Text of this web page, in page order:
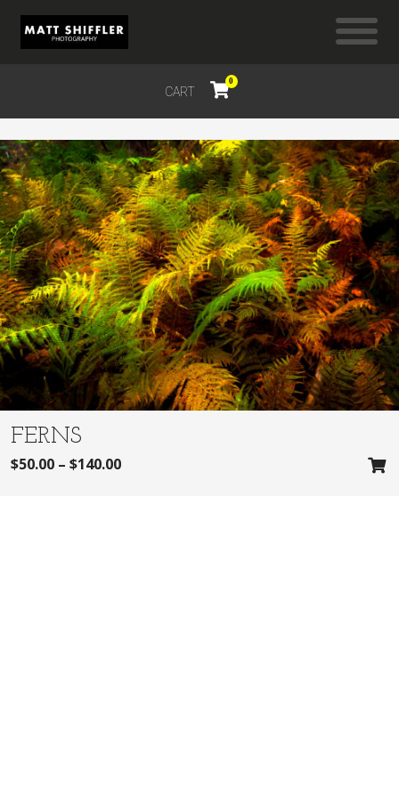
CART
0
$0.00
FERNS
$50.00 – $140.00